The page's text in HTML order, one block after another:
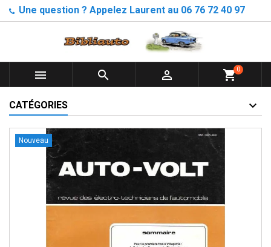
Une question ? Appelez Laurent au 06 76 72 40 97
   shopping_cart0
CATÉGORIES
Nouveau